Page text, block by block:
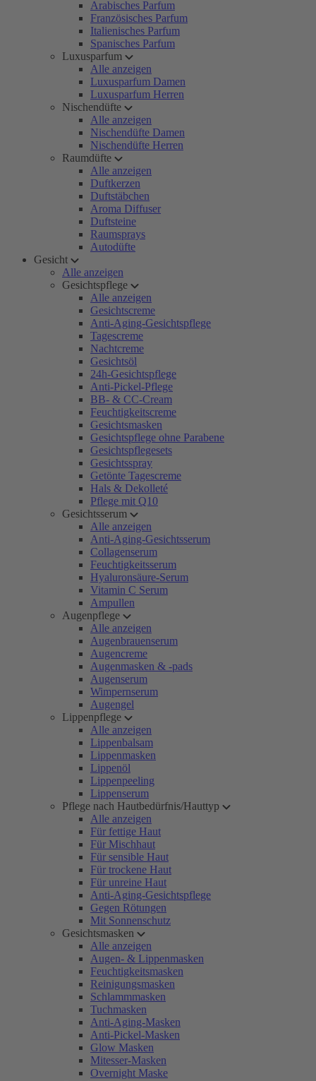
Arabisches Parfum
Französisches Parfum
Italienisches Parfum
Spanisches Parfum
Luxusparfum
Alle anzeigen
Luxusparfum Damen
Luxusparfum Herren
Nischendüfte
Alle anzeigen
Nischendüfte Damen
Nischendüfte Herren
Raumdüfte
Alle anzeigen
Duftkerzen
Duftstäbchen
Aroma Diffuser
Duftsteine
Raumsprays
Autodüfte
Gesicht
Alle anzeigen
Gesichtspflege
Alle anzeigen
Gesichtscreme
Anti-Aging-Gesichtspflege
Tagescreme
Nachtcreme
Gesichtsöl
24h-Gesichtspflege
Anti-Pickel-Pflege
BB- & CC-Cream
Feuchtigkeitscreme
Gesichtsmasken
Gesichtspflege ohne Parabene
Gesichtspflegesets
Gesichtsspray
Getönte Tagescreme
Hals & Dekolleté
Pflege mit Q10
Gesichtsserum
Alle anzeigen
Anti-Aging-Gesichtsserum
Collagenserum
Feuchtigkeitsserum
Hyaluronsäure-Serum
Vitamin C Serum
Ampullen
Augenpflege
Alle anzeigen
Augenbrauenserum
Augencreme
Augenmasken & -pads
Augenserum
Wimpernserum
Augengel
Lippenpflege
Alle anzeigen
Lippenbalsam
Lippenmasken
Lippenöl
Lippenpeeling
Lippenserum
Pflege nach Hautbedürfnis/Hauttyp
Alle anzeigen
Für fettige Haut
Für Mischhaut
Für sensible Haut
Für trockene Haut
Für unreine Haut
Anti-Aging-Gesichtspflege
Gegen Rötungen
Mit Sonnenschutz
Gesichtsmasken
Alle anzeigen
Augen- & Lippenmasken
Feuchtigkeitsmasken
Reinigungsmasken
Schlammmasken
Tuchmasken
Anti-Aging-Masken
Anti-Pickel-Masken
Glow Masken
Mitesser-Masken
Overnight Maske